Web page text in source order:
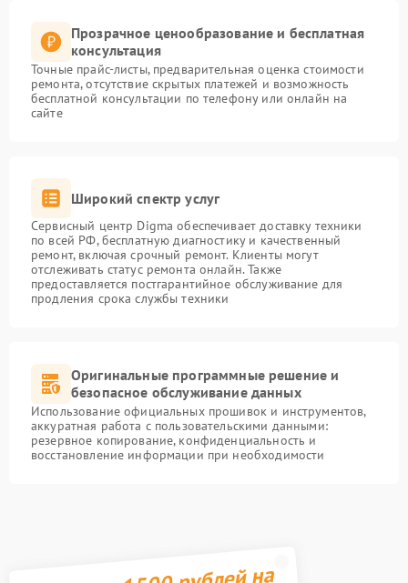
Прозрачное ценообразование и бесплатная
консультация
Точные прайс-листы, предварительная оценка стоимости
ремонта, отсутствие скрытых платежей и возможность
бесплатной консультации по телефону или онлайн на
сайте
Широкий спектр услуг
Сервисный центр Digma обеспечивает доставку техники
по всей РФ, бесплатную диагностику и качественный
ремонт, включая срочный ремонт. Клиенты могут
отслеживать статус ремонта онлайн. Также
предоставляется постгарантийное обслуживание для
продления срока службы техники
Оригинальные программные решение и
безопасное обслуживание данных
Использование официальных прошивок и инструментов,
аккуратная работа с пользовательскими данными:
резервное копирование, конфиденциальность и
восстановление информации при необходимости